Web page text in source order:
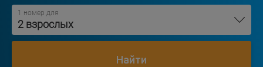
1 номер для
2 взрослых
Найти